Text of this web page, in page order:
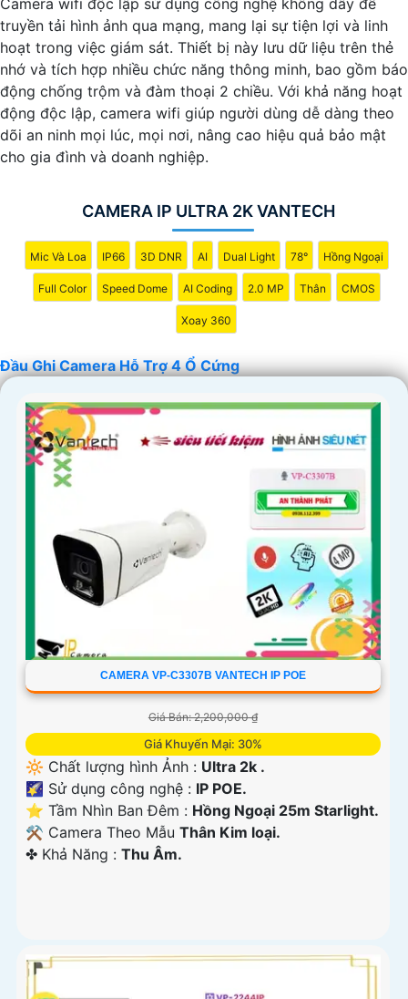
hình liên tục hoặc theo lịch trình, giúp người dùng dễ dàng
theo dõi và quản lý dữ liệu camera.
Với đầu ghi camera hỗ trợ 4 ổ cứng, bạn có thể yên tâm
về việc bảo vệ tài sản và an ninh trong mọi tình huống,
đồng thời tiết kiệm thời gian và công sức trong việc quản
lý hệ thống camera.
truyền tải hình ảnh qua mạng, mang lại sự tiện lợi và linh
hoạt trong việc giám sát. Thiết bị này lưu dữ liệu trên thẻ
nhớ và tích hợp nhiều chức năng thông minh, bao gồm báo
động chống trộm và đàm thoại 2 chiều. Với khả năng hoạt
động độc lập, camera wifi giúp người dùng dễ dàng theo
dõi an ninh mọi lúc, mọi nơi, nâng cao hiệu quả bảo mật
cho gia đình và doanh nghiệp.
CAMERA IP ULTRA 2K VANTECH
Mic Và Loa IP66 3D DNR AI Dual Light 78° Hồng Ngoại
Full Color Speed Dome AI Coding 2.0 MP Thân CMOS
Xoay 360
Đầu Ghi Camera Hỗ Trợ 4 Ổ Cứng
CAMERA VP-C3307B VANTECH IP POE
Giá Bán: 2,200,000 ₫
Giá Khuyến Mại: 30%
🔆 Chất lượng hình Ảnh : Ultra 2k .
🌠 Sử dụng công nghệ : IP POE.
⭐ Tầm Nhìn Ban Đêm : Hồng Ngoại 25m Starlight.
⚒ Camera Theo Mẫu Thân Kim loại.
️✤ Khả Năng : Thu Âm.